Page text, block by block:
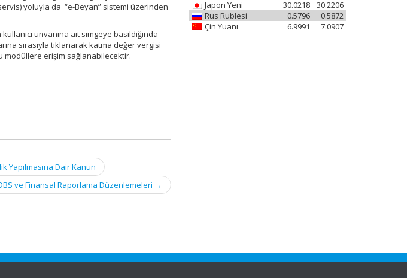
yoluyla da “e-Beyan” sistemi üzerinden
ünvanına ait simgeye basıldığında
sırasıyla tıklanarak katma değer vergisi
modüllere erişim sağlanabilecektir.
Yapılmasına Dair Kanun
ve Finansal Raporlama Düzenlemeleri →
Japon Yeni
30.2206
30.0218
Rus Rublesi
0.5872
0.5796
Çin Yuanı
7.0907
6.9991